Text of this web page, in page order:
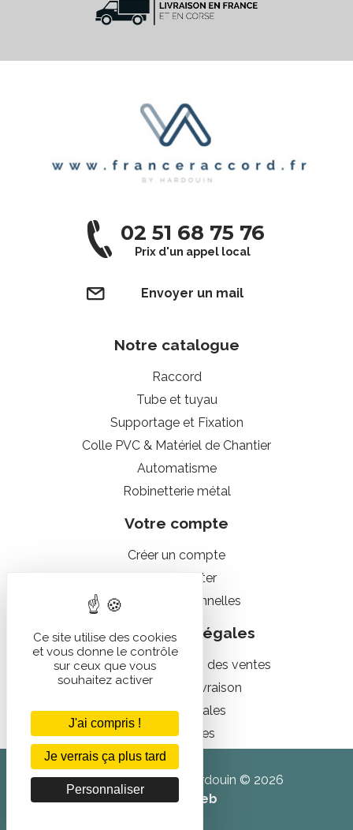
02 51 68 75 76
Prix d'un appel local
Envoyer un mail
Notre catalogue
Raccord
Tube et tuyau
Supportage et Fixation
Colle PVC & Matériel de Chantier
Automatisme
Robinetterie métal
Votre compte
Créer un compte
Me connecter
Données personnelles
Informations légales
Conditions générales des ventes
Conditions de livraison
Mentions légales
Infos cookies
France Raccord by Hardouin © 2026
Agence web
Ce site utilise des cookies
et vous donne le contrôle
sur ceux que vous
souhaitez activer
J'ai compris !
Je verrais ça plus tard
Personnaliser